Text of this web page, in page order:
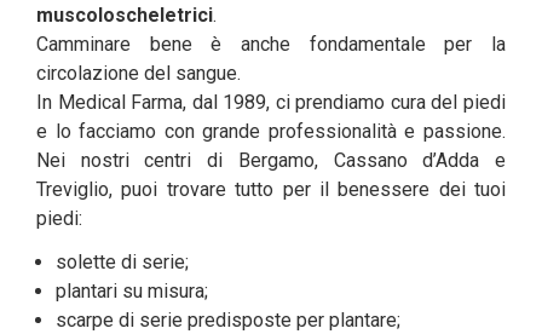
muscoloscheletrici.
Camminare bene è anche fondamentale per la
circolazione del sangue.
In Medical Farma, dal 1989, ci prendiamo cura del piedi
e lo facciamo con grande professionalità e passione.
Nei nostri centri di Bergamo, Cassano d’Adda e
Treviglio, puoi trovare tutto per il benessere dei tuoi
piedi:
solette di serie;
plantari su misura;
scarpe di serie predisposte per plantare;